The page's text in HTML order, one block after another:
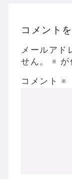
コメント
メールアド
せん。
※ が
コメント ※